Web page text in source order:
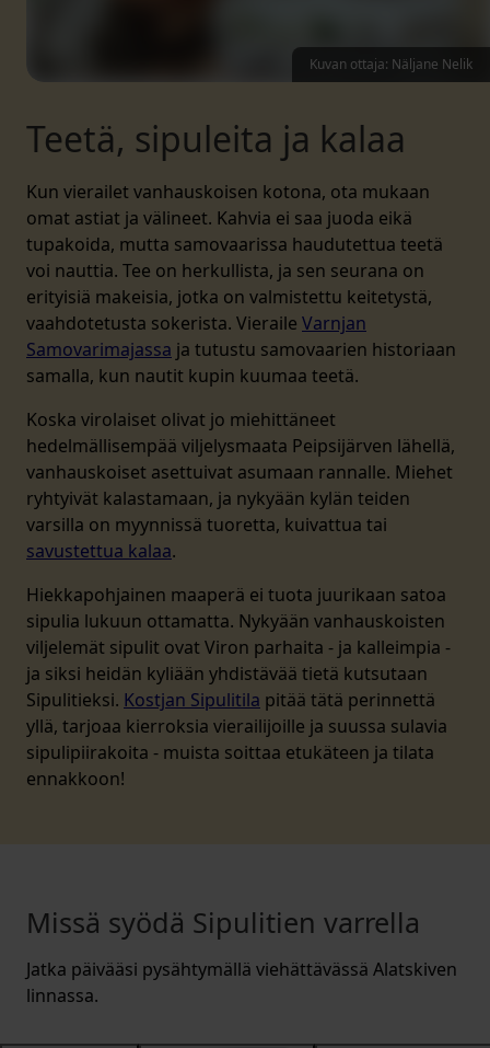
Teetä, sipuleita ja kalaa
Kun vierailet vanhauskoisen kotona, ota mukaan
omat astiat ja välineet. Kahvia ei saa juoda eikä
tupakoida, mutta samovaarissa haudutettua teetä
voi nauttia. Tee on herkullista, ja sen seurana on
erityisiä makeisia, jotka on valmistettu keitetystä,
vaahdotetusta sokerista. Vieraile Varnjan
Samovarimajassa ja tutustu samovaarien historiaan
samalla, kun nautit kupin kuumaa teetä.
Koska virolaiset olivat jo miehittäneet
hedelmällisempää viljelysmaata Peipsijärven lähellä,
vanhauskoiset asettuivat asumaan rannalle. Miehet
ryhtyivät kalastamaan, ja nykyään kylän teiden
varsilla on myynnissä tuoretta, kuivattua tai
savustettua kalaa.
Hiekkapohjainen maaperä ei tuota juurikaan satoa
sipulia lukuun ottamatta. Nykyään vanhauskoisten
viljelemät sipulit ovat Viron parhaita - ja kalleimpia -
ja siksi heidän kyliään yhdistävää tietä kutsutaan
Sipulitieksi. Kostjan Sipulitila pitää tätä perinnettä
yllä, tarjoaa kierroksia vierailijoille ja suussa sulavia
sipulipiirakoita - muista soittaa etukäteen ja tilata
ennakkoon!
Kuvan ottaja: Näljane Nelik
Missä syödä Sipulitien varrella
Jatka päivääsi pysähtymällä viehättävässä Alatskiven
linnassa.